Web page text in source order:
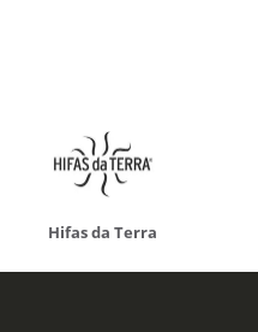
Hifas da Terra